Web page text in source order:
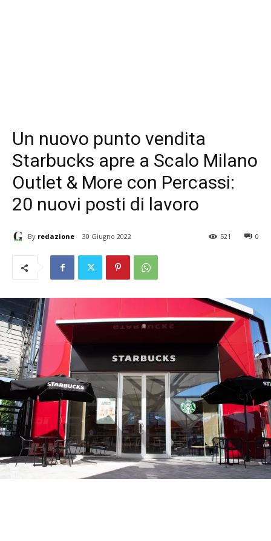
Un nuovo punto vendita
Starbucks apre a Scalo Milano
Outlet & More con Percassi:
20 nuovi posti di lavoro
By redazione 30 Giugno 2022 0
521